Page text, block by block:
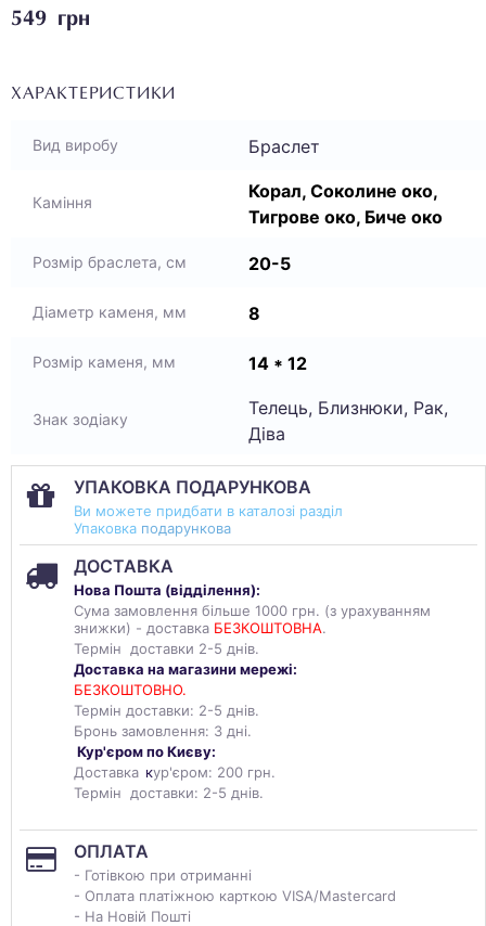
549 грн
ХАРАКТЕРИСТИКИ
Вид виробу Браслет
Каміння
Корал, Соколине око,
Тигрове око, Биче око
Розмір браслета, см 20-5
Діаметр каменя, мм 8
Розмір каменя, мм 14 * 12
Знак зодіаку
Телець, Близнюки, Рак,
Діва
УПАКОВКА ПОДАРУНКОВА
Ви можете придбати в каталозі разділ
Упаковка подарункова
ДОСТАВКА
Нова Пошта (відділення):
Сума замовлення більше 1000 грн. (з урахуванням
знижки) - доставка БЕЗКОШТОВНА.
Термін доставки 2-5 днів.
Доставка на магазини мережі:
БЕЗКОШТОВНО.
Термін доставки: 2-5 днів.
Бронь замовлення: 3 дні.
Кур'єром по Києву:
Доставка кур'єром: 200 грн.
Термін доставки: 2-5 днів.
ОПЛАТА
- Готівкою при отриманні
- Оплата платіжною карткою VISA/Mastercard
- На Новій Пошті